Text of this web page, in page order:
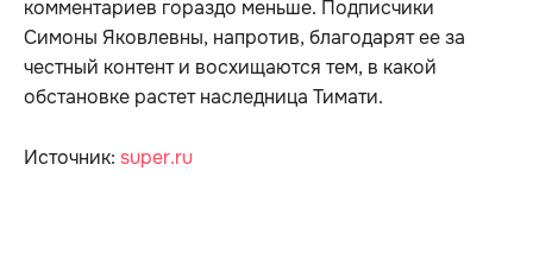
комментариев гораздо меньше. Подписчики
Симоны Яковлевны, напротив, благодарят ее за
честный контент и восхищаются тем, в какой
обстановке растет наследница Тимати.
Источник: super.ru